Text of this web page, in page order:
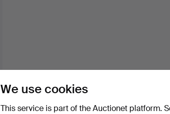
We use cookies
This service is part of the Auctionet platform.